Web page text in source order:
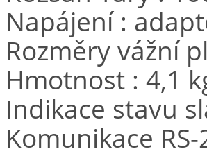
Napájení :
Rozměry vážní
Hmotnost : 4,1
Indikace stavu
Komunikace